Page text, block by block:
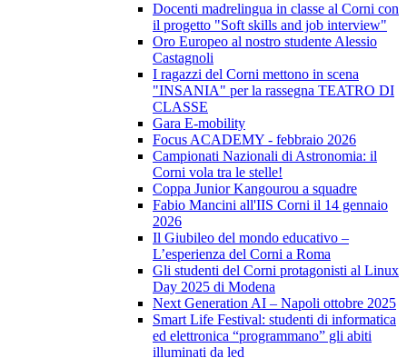
Docenti madrelingua in classe al Corni con
il progetto "Soft skills and job interview"
Oro Europeo al nostro studente Alessio
Castagnoli
I ragazzi del Corni mettono in scena
"INSANIA" per la rassegna TEATRO DI
CLASSE
Gara E-mobility
Focus ACADEMY - febbraio 2026
Campionati Nazionali di Astronomia: il
Corni vola tra le stelle!
Coppa Junior Kangourou a squadre
Fabio Mancini all'IIS Corni il 14 gennaio
2026
Il Giubileo del mondo educativo –
L’esperienza del Corni a Roma
Gli studenti del Corni protagonisti al Linux
Day 2025 di Modena
Next Generation AI – Napoli ottobre 2025
Smart Life Festival: studenti di informatica
ed elettronica “programmano” gli abiti
illuminati da led